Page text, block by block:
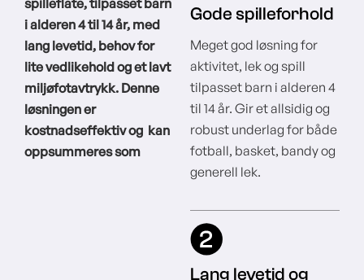
i alderen 4 til 14 år, med
lang levetid, behov for
lite vedlikehold og et lavt
miljøfotavtrykk. Denne
løsningen er
kostnadseffektiv og kan
oppsummeres som
Gode spilleforhold
Meget god løsning for
aktivitet, lek og spill
tilpasset barn i alderen 4
til 14 år. Gir et allsidig og
robust underlag for både
fotball, basket, bandy og
generell lek.
Lang levetid og